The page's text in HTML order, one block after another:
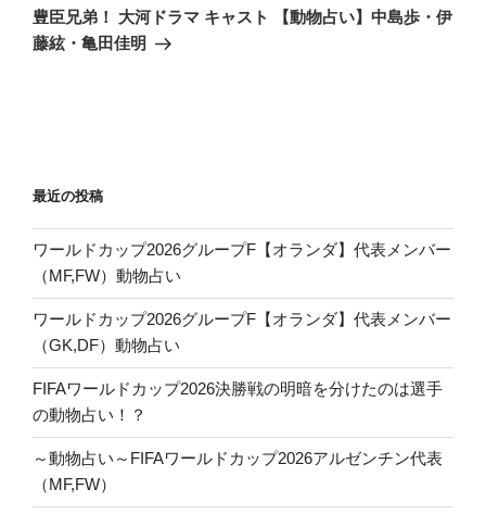
ー
シ
の
投
豊臣兄弟！ 大河ドラマ キャスト 【動物占い】中島歩・伊
藤絃・亀田佳明
最近の投稿
ワールドカップ2026グループF【オランダ】代表メンバー
（MF,FW）動物占い
ワールドカップ2026グループF【オランダ】代表メンバー
（GK,DF）動物占い
FIFAワールドカップ2026決勝戦の明暗を分けたのは選手
の動物占い！？
～動物占い～FIFAワールドカップ2026アルゼンチン代表
（MF,FW）